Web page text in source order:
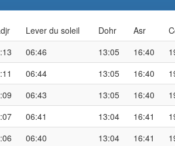
Lever du soleil Dohr Asr
06:46 13:05 16:40
06:44 13:05 16:40
06:43 13:05 16:40
06:41 13:04 16:41
06:40 13:04 16:41